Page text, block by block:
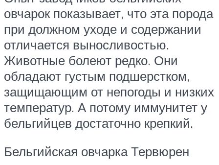
овчарок показывает, что эта порода
при должном уходе и содержании
отличается выносливостью.
Животные болеют редко. Они
обладают густым подшерстком,
защищающим от непогоды и низких
температур. А потому иммунитет у
бельгийцев достаточно крепкий.
Бельгийская овчарка Тервюрен